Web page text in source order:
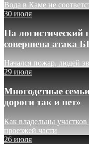
Вода в Каме не
30 июля
На логистический
совершена атака
Начался пожар, людей
29 июля
Многодетные
дороги так и нет»
Как владельцы
проезжей части
26 июля